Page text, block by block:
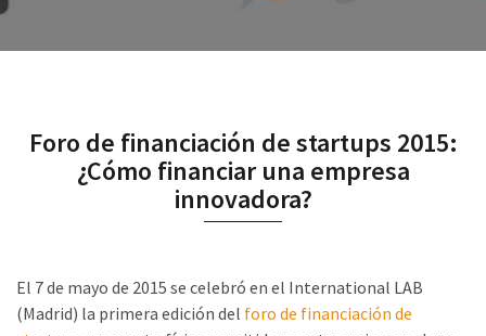
Foro de financiación de startups 2015:
¿Cómo financiar una empresa
innovadora?
El 7 de mayo de 2015 se celebró en el International LAB
(Madrid) la primera edición del foro de financiación de